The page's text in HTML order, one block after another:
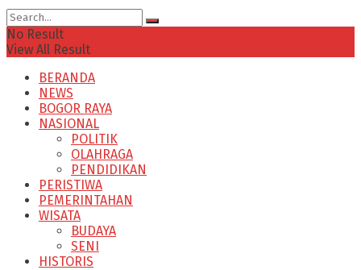
No Result
View All Result
BERANDA
NEWS
BOGOR RAYA
NASIONAL
POLITIK
OLAHRAGA
PENDIDIKAN
PERISTIWA
PEMERINTAHAN
WISATA
BUDAYA
SENI
HISTORIS